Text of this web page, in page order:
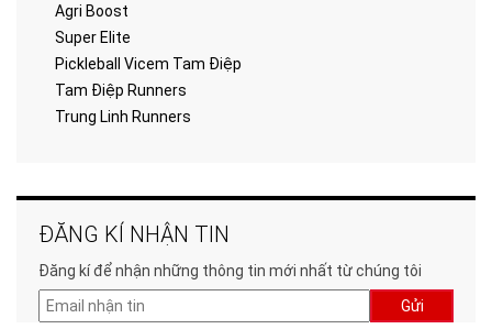
Agri Boost
Super Elite
Pickleball Vicem Tam Điệp
Tam Điệp Runners
Trung Linh Runners
ĐĂNG KÍ NHẬN TIN
Đăng kí để nhận những thông tin mới nhất từ chúng tôi
Gửi